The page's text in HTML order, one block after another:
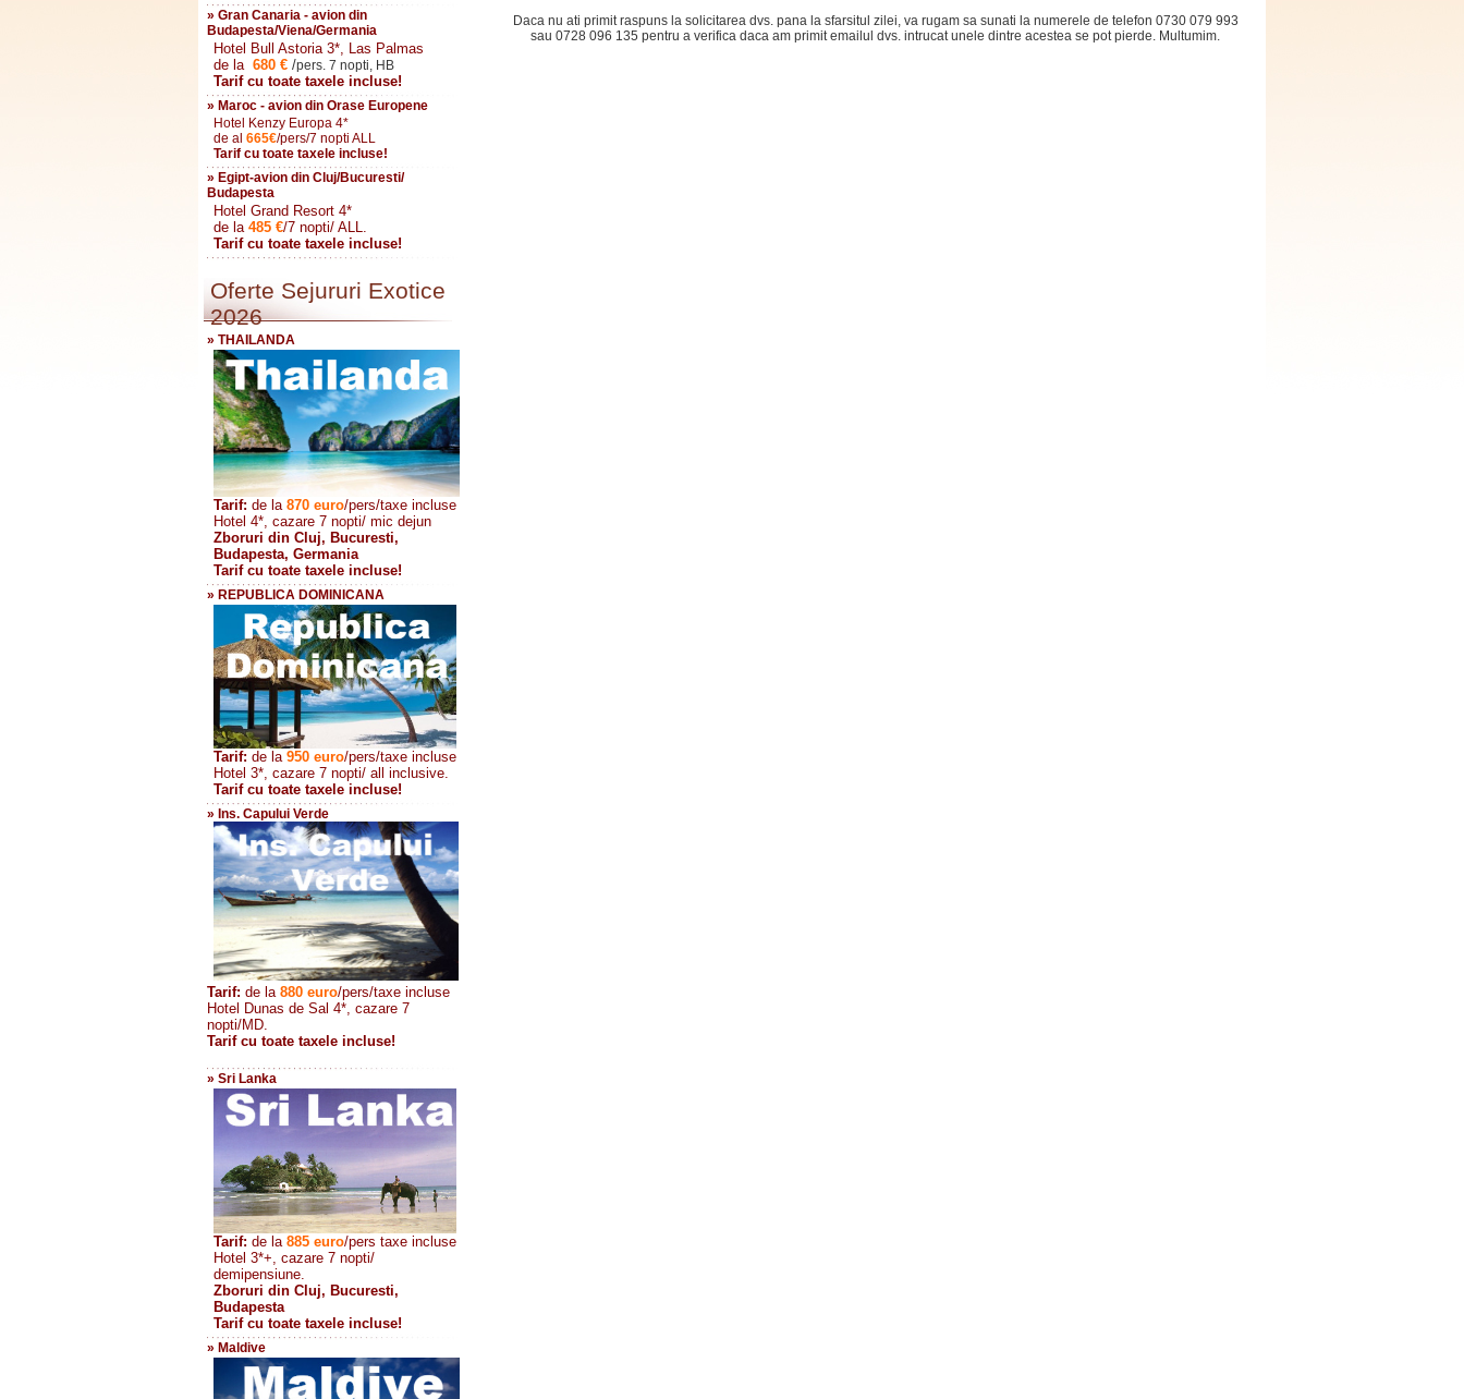
» Gran Canaria - avion din
Budapesta/Viena/Germania
Hotel Bull Astoria 3*, Las Palmas
de la 680 € /pers. 7 nopti, HB
Tarif cu toate taxele incluse!
» Maroc - avion din Orase Europene
Hotel Kenzy Europa 4*
de al 665€/pers/7 nopti ALL
Tarif cu toate taxele incluse!
» Egipt-avion din Cluj/Bucuresti/
Budapesta
Hotel Grand Resort 4*
de la485 €/7 nopti/ ALL.
Tarif cu toate taxele incluse!
Oferte Sejururi Exotice
2026
» THAILANDA
Tarif: de la 870 euro/pers/taxe incluse
Hotel 4*, cazare 7 nopti/ mic dejun
Zboruri din Cluj, Bucuresti,
Budapesta, Germania
Tarif cu toate taxele incluse!
» REPUBLICA DOMINICANA
Tarif: de la 950 euro/pers/taxe incluse
Hotel 3*, cazare 7 nopti/ all inclusive.
Tarif cu toate taxele incluse!
» Ins. Capului Verde
Tarif: de la 880 euro/pers/taxe incluse
Hotel Dunas de Sal 4*, cazare 7
nopti/MD.
Tarif cu toate taxele incluse!
» Sri Lanka
Tarif: de la 885 euro/pers taxe incluse
Hotel 3*+, cazare 7 nopti/
demipensiune.
Zboruri din Cluj, Bucuresti,
Budapesta
Tarif cu toate taxele incluse!
» Maldive
Daca nu ati primit raspuns la solicitarea dvs. pana la sfarsitul zilei, va rugam sa sunati la numerele de telefon 0730 079 993
sau 0728 096 135 pentru a verifica daca am primit emailul dvs. intrucat unele dintre acestea se pot pierde. Multumim.